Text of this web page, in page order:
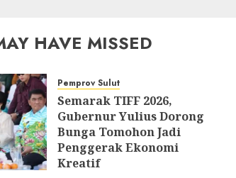
HAVE MISSED
Pemprov Sulut
Semarak TIFF 2026,
Gubernur Yulius Dorong
Bunga Tomohon Jadi
Penggerak Ekonomi
Kreatif